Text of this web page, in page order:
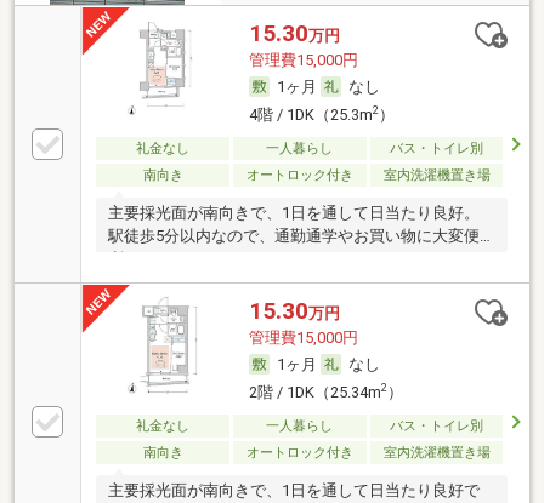
15.30万円
管理費15,000円
1ヶ月
なし
4階 / 1DK（25.3m2）
礼金なし 一人暮らし
バス・トイレ別
南向き
オートロック付き 室内洗濯機置き場
主要採光面が南向きで、1日を通して日当たり良好。
駅徒歩5分以内なので、通勤通学やお買い物に大変便
15.30万円
管理費15,000円
1ヶ月
なし
2階 / 1DK（25.34m2）
礼金なし 一人暮らし
バス・トイレ別
南向き
オートロック付き 室内洗濯機置き場
主要採光面が南向きで、1日を通して日当たり良好で